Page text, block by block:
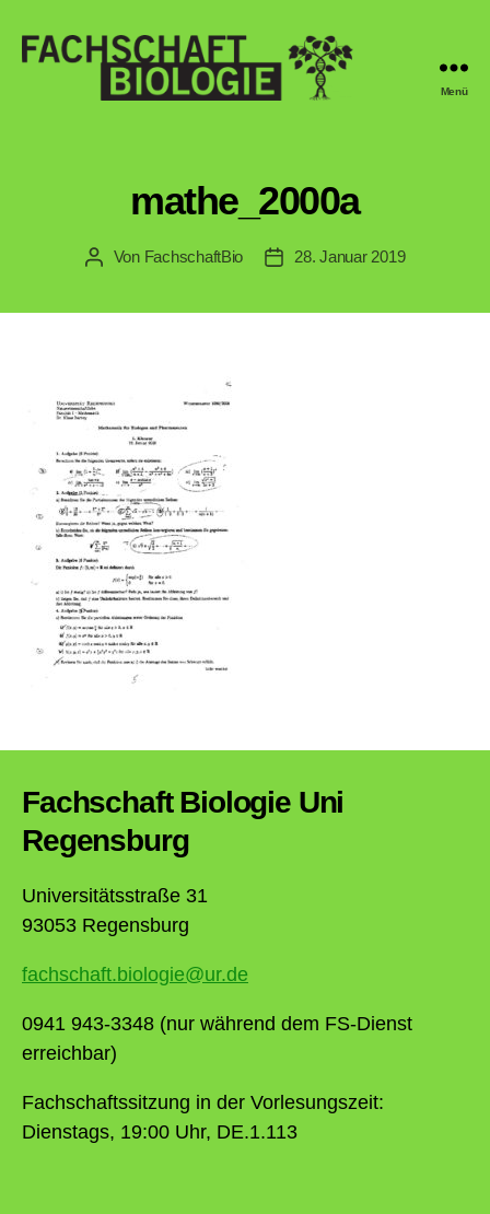
Menü
mathe_2000a
Beitragsautor
Von FachschaftBio Veröffentlichungsdatum
28. Januar 2019
Fachschaft Biologie Uni
Regensburg
Universitätsstraße 31
93053 Regensburg
fachschaft.biologie@ur.de
0941 943-3348 (nur während dem FS-Dienst
erreichbar)
Fachschaftssitzung in der Vorlesungszeit:
Dienstags, 19:00 Uhr, DE.1.113